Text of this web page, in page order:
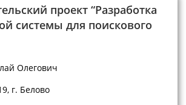
проект “Разработка
системы для поискового
Олегович
г. Белово